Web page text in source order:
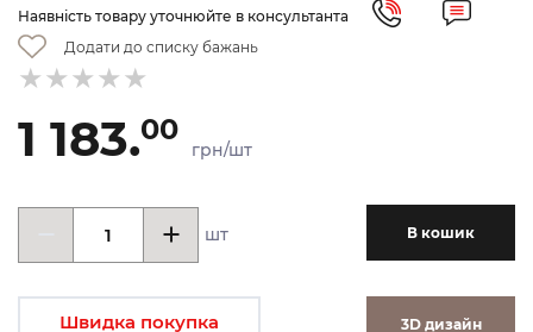
Наявність товару уточнюйте в консультанта
Додати до списку бажань
1 183.00
грн/шт
шт В кошик
Швидка покупка 3D дизайн